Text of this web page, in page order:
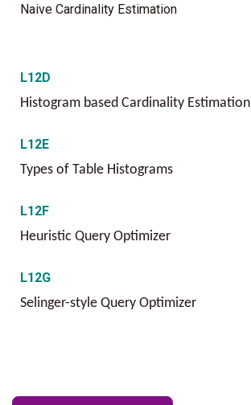
Naive Cardinality Estimation
L12D
Histogram based Cardinality Estimation
L12E
Types of Table Histograms
L12F
Heuristic Query Optimizer
L12G
Selinger-style Query Optimizer